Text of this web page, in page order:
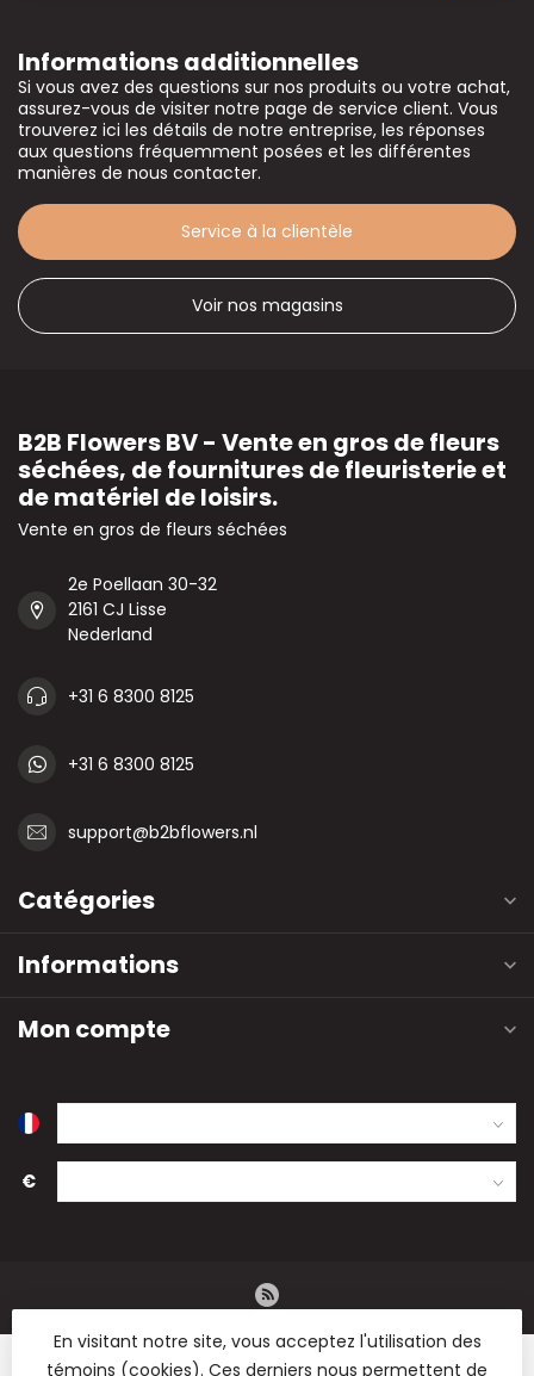
Informations additionnelles
Si vous avez des questions sur nos produits ou votre achat,
assurez-vous de visiter notre page de service client. Vous
trouverez ici les détails de notre entreprise, les réponses
aux questions fréquemment posées et les différentes
manières de nous contacter.
Service à la clientèle
Voir nos magasins
B2B Flowers BV - Vente en gros de fleurs
séchées, de fournitures de fleuristerie et
de matériel de loisirs.
Vente en gros de fleurs séchées
2e Poellaan 30-32
2161 CJ Lisse
Nederland
+31 6 8300 8125
+31 6 8300 8125
support@b2bflowers.nl
Catégories
Informations
Mon compte
€
En visitant notre site, vous acceptez l'utilisation des
témoins (cookies). Ces derniers nous permettent de